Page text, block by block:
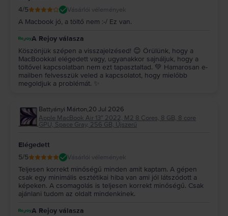
4/5 Vásárlói vélemények
A Macbook jó, a töltő nem :-/ Ez van.
A Rejoy válasza
Köszönjük szépen a visszajelzésed! 😊 Örülünk, hogy a
MacBookkal elégedett vagy, ugyanakkor sajnáljuk, hogy a
töltővel kapcsolatban nem ezt tapasztaltad. 💚 Hamarosan e-
mailben felvesszük veled a kapcsolatot, hogy mielőbb
megoldjuk a problémát. ✨
Battyányi Márton,20 Jul 2026
Apple MacBook Air 13″ 2022, M2 8 Cores, 8 GB, 8 core
GPU, Space Gray, 256 GB, Újszerű
Elégedett
5/5 Vásárlói vélemények
Teljesen korrekt minőségű minden amit kaptam. A gépen
csak egy minimális esztétikai hiba van ami jól látszódott a
képeken. A csomagolás is teljesen korrekt minőségű. Csak
ajánlani tudom az oldalt mindenkinek.
A Rejoy válasza